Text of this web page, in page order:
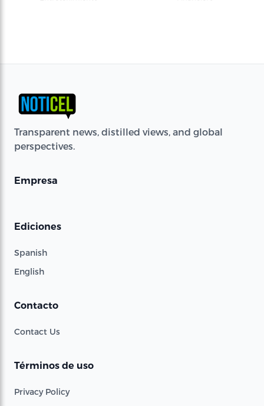
Transparent news, distilled views, and global
perspectives.
Empresa
Ediciones
Spanish
English
Contacto
Contact Us
Términos de uso
Privacy Policy